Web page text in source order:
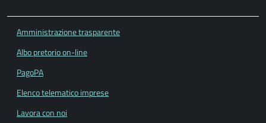
Amministrazione trasparente
Albo pretorio on-line
PagoPA
Elenco telematico imprese
Lavora con noi